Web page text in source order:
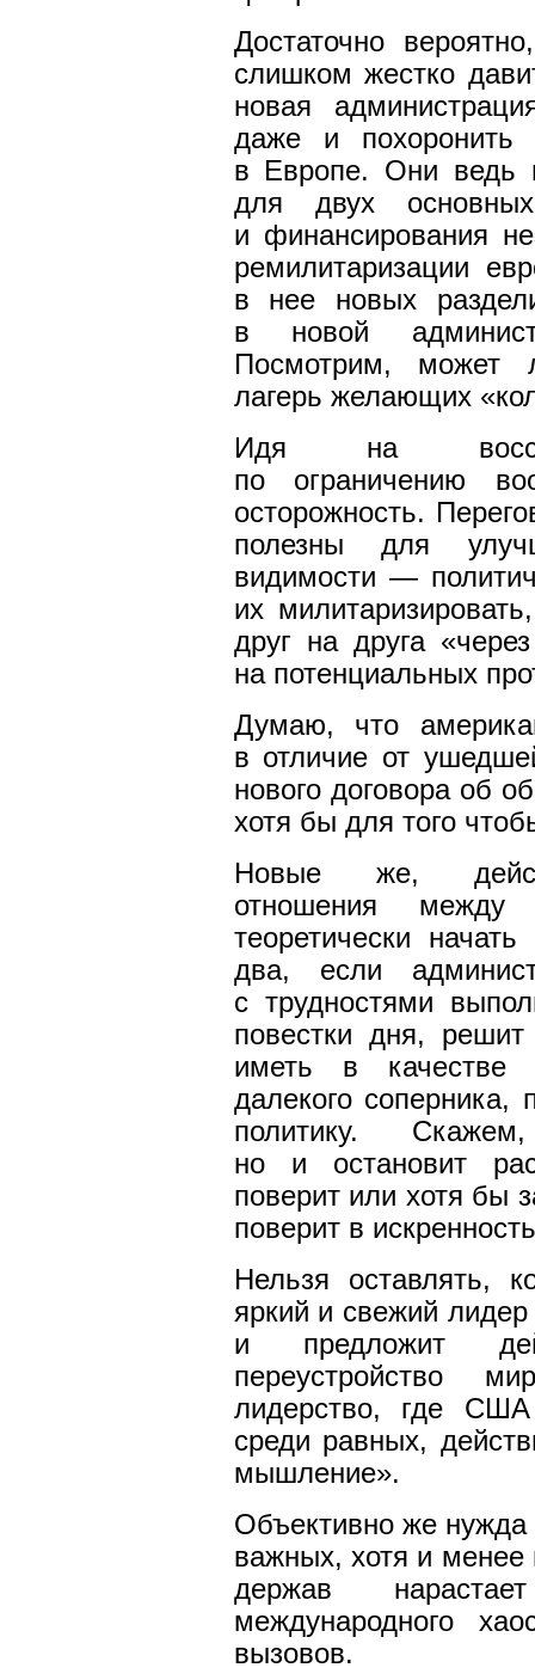
Достаточно
слишком жестко
новая
даже и похоронить
в Европе. Они ведь
для двух
и финансирования
ремилитаризации
в нее новых
в новой
Посмотрим, может
лагерь желающих
Идя на
по ограничению
осторожность.
полезны для
видимости —
их
друг на друга
на потенциальных
Думаю, что
в отличие от
нового договора об
хотя бы для того
Новые же,
отношения
теоретически
два, если
с трудностями
повестки дня,
иметь в качестве
далекого соперника,
политику.
но и остановит
поверит или хотя бы
поверит в
Нельзя оставлять,
яркий и свежий
и предложит
переустройство
лидерство, где США
среди равных,
мышление».
Объективно же нужда
важных, хотя и
держав
международного
вызовов.